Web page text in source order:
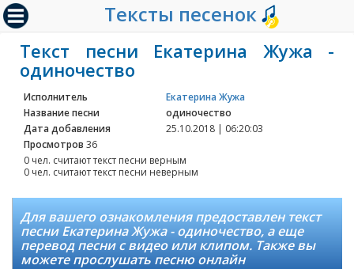
Тексты песенок
Текст песни Екатерина Жужа -
одиночество
Исполнитель
Екатерина Жужа
Название песни
одиночество
Дата добавления
25.10.2018 | 06:20:03
Просмотров 36
0 чел. считают текст песни верным
0 чел. считают текст песни неверным
Для вашего ознакомления предоставлен текст
песни Екатерина Жужа - одиночество, а еще
перевод песни с видео или клипом. Также вы
можете прослушать песню онлайн